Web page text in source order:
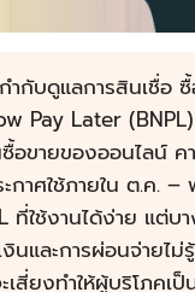
ำกับดูแลการสินเชื่อ
Pay Later
อขายของออนไลน์
กาศใช้ภายใน ต.ค.
ที่ใช้งานได้ง่าย แต่บ
นและการผ่อนจ่ายไ
เสี่ยงทำให้ผู้บริโภคเป็